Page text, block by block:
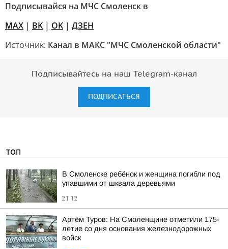
Подписывайся на МЧС Смоленск в
MAX | BK | OK | ДЗЕН
Источник: Канал в МАКС "МЧС Смоленской области"
Подписывайтесь на наш Telegram-канал
ПОДПИСАТЬСЯ
ТОП
В Смоленске ребёнок и женщина погибли под
упавшими от шквала деревьями
21:12
Артём Туров: На Смоленщине отметили 175-
летие со дня основания железнодорожных
войск